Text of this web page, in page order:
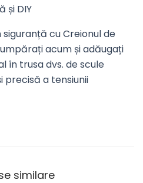
și DIY
cu Creionul de
acum și adăugați
în trusa dvs. de scule
a tensiunii
similare